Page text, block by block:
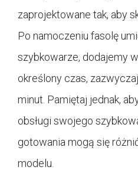
zaprojektowane tak, aby
Po namoczeniu fasolę
szybkowarze, dodajemy
określony czas,
minut. Pamiętaj jednak,
obsługi swojego
gotowania mogą się
modelu.